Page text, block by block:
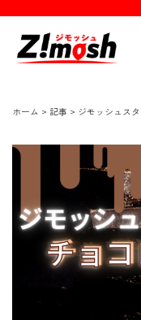
ホーム > 記事 > ジモッシュス